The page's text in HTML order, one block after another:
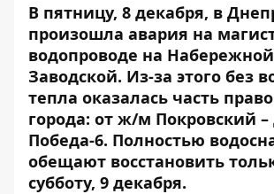
В пятницу, 8 декабря, в
произошла авария на
водопроводе на Набережной
Заводской. Из-за этого без
тепла оказалась часть
города: от ж/м Покровский
Победа-6. Полностью
обещают восстановить
субботу, 9 декабря.